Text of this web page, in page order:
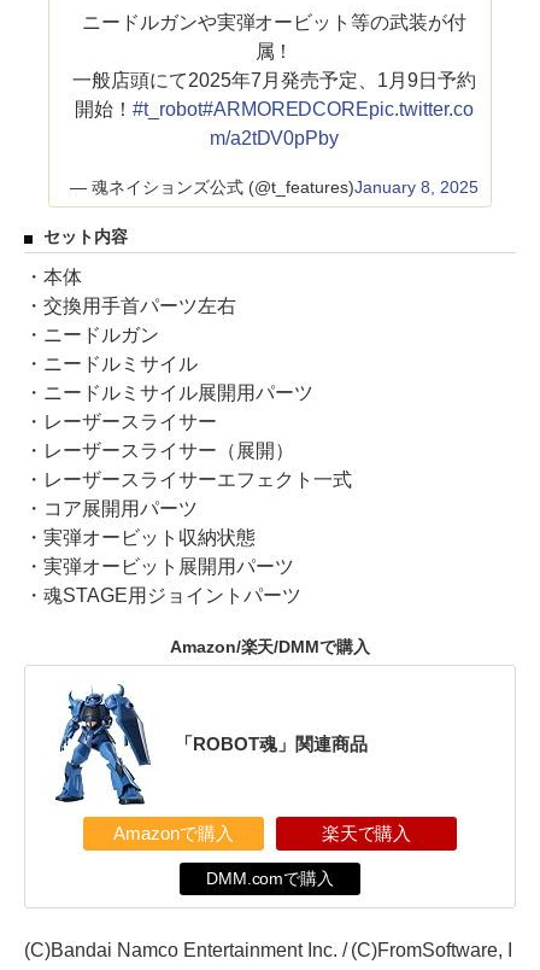
ニードルガンや実弾オービット等の武装が付
属！
一般店頭にて2025年7月発売予定、1月9日予約
開始！ #t_robot#ARMOREDCOREpic.twitter.co
m/a2tDV0pPby
— 魂ネイションズ公式 (@t_features)January 8, 2025
セット内容
・本体
・交換用手首パーツ左右
・ニードルガン
・ニードルミサイル
・ニードルミサイル展開用パーツ
・レーザースライサー
・レーザースライサー（展開）
・レーザースライサーエフェクト一式
・コア展開用パーツ
・実弾オービット収納状態
・実弾オービット展開用パーツ
・魂STAGE用ジョイントパーツ
Amazon/楽天/DMMで購入
「ROBOT魂」関連商品
Amazonで購入 楽天で購入
DMM.comで購入
(C)Bandai Namco Entertainment Inc. / (C)FromSoftware, I